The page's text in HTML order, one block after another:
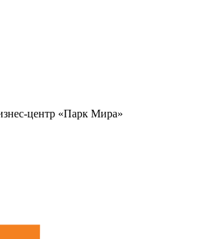
центр «Парк Мира»